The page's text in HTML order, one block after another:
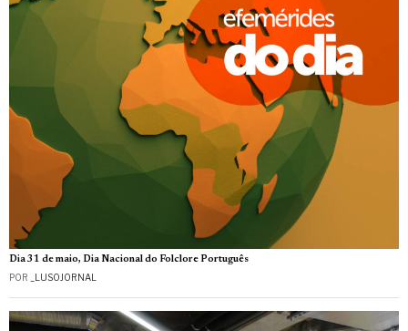
Dia 31 de maio, Dia Nacional do Folclore Português
POR _LUSOJORNAL